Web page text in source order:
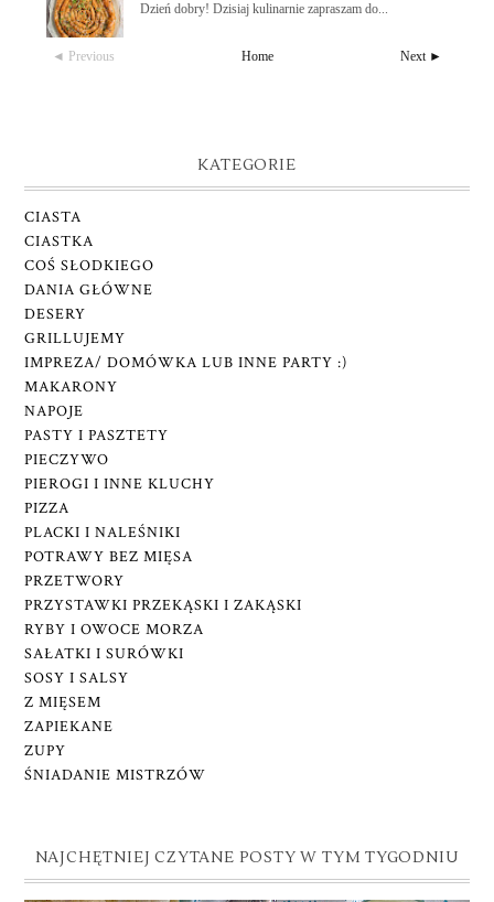
Dzień dobry! Dzisiaj kulinarnie zapraszam do...
◄ Previous Next ►
Home
KATEGORIE
CIASTA
CIASTKA
COŚ SŁODKIEGO
DANIA GŁÓWNE
DESERY
GRILLUJEMY
IMPREZA/ DOMÓWKA LUB INNE PARTY :)
MAKARONY
NAPOJE
PASTY I PASZTETY
PIECZYWO
PIEROGI I INNE KLUCHY
PIZZA
PLACKI I NALEŚNIKI
POTRAWY BEZ MIĘSA
PRZETWORY
PRZYSTAWKI PRZEKĄSKI I ZAKĄSKI
RYBY I OWOCE MORZA
SAŁATKI I SURÓWKI
SOSY I SALSY
Z MIĘSEM
ZAPIEKANE
ZUPY
ŚNIADANIE MISTRZÓW
NAJCHĘTNIEJ CZYTANE POSTY W TYM TYGODNIU